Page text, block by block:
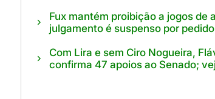
Fux mantém proibição a jogos de
julgamento é suspenso por
Com Lira e sem Ciro Nogueira,
confirma 47 apoios ao Senado;